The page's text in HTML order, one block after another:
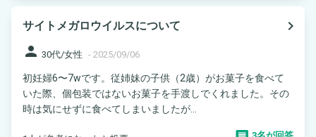
サイトメガロウイルスについて
navigate_next
person 30代/女性 - 2025/09/06
初妊婦6〜7wです。従姉妹の子供（2歳）がお菓子を食べて
いた際、個包装ではないお菓子を手渡しでくれました。その
時は気にせずに食べてしまいましたが...